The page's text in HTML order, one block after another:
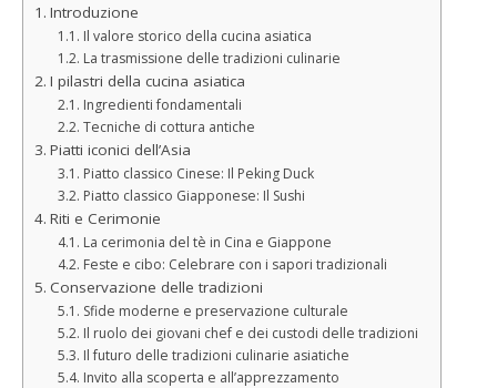
Introduzione
Il valore storico della cucina asiatica
La trasmissione delle tradizioni culinarie
I pilastri della cucina asiatica
Ingredienti fondamentali
Tecniche di cottura antiche
Piatti iconici dell’Asia
Piatto classico Cinese: Il Peking Duck
Piatto classico Giapponese: Il Sushi
Riti e Cerimonie
La cerimonia del tè in Cina e Giappone
Feste e cibo: Celebrare con i sapori tradizionali
Conservazione delle tradizioni
Sfide moderne e preservazione culturale
Il ruolo dei giovani chef e dei custodi delle tradizioni
Il futuro delle tradizioni culinarie asiatiche
Invito alla scoperta e all’apprezzamento